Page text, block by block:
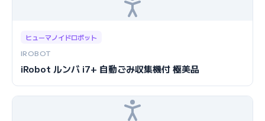
ヒューマノイドロボット
IROBOT
iRobot ルンバ i7+ 自動ごみ収集機付 極美品